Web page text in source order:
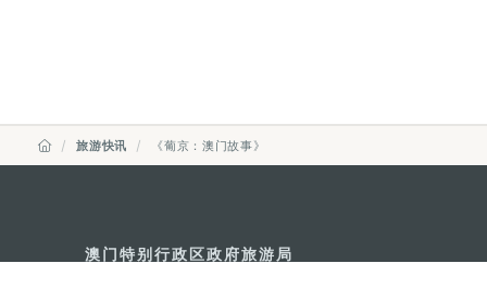
旅游快讯 《葡京：澳门故事》
澳门特别行政区政府旅游局